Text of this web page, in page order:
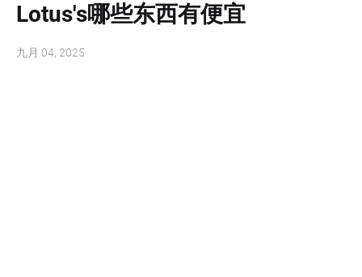
Lotus's哪些东西有便宜
九月 04, 2025